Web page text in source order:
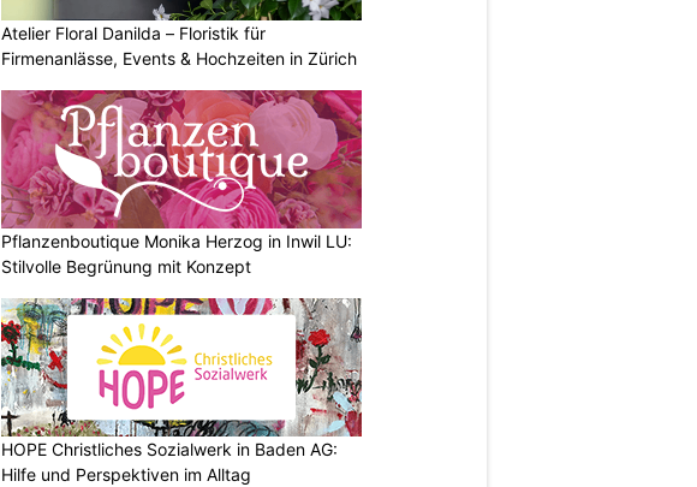
Atelier Floral Danilda – Floristik für
Firmenanlässe, Events & Hochzeiten in Zürich
Pflanzenboutique Monika Herzog in Inwil LU:
Stilvolle Begrünung mit Konzept
HOPE Christliches Sozialwerk in Baden AG:
Hilfe und Perspektiven im Alltag